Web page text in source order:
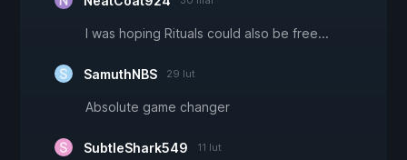
I was hoping Rituals could also be free...
SamuthNBS 29 lut
Absolute game changer
SubtleShark549 11 lut